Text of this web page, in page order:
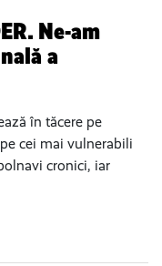
Ne-am
a
în tăcere pe
cei mai vulnerabili
cronici, iar